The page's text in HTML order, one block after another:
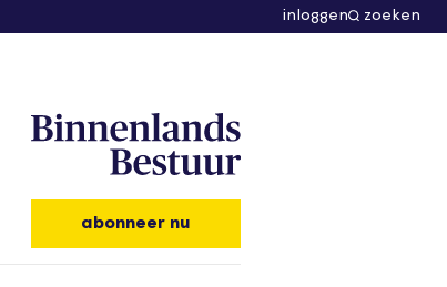
inloggen zoeken
abonneer nu